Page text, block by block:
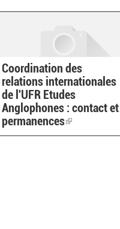
Coordination des
relations internationales
de l'UFR Etudes
Anglophones : contact et
permanences(link
is